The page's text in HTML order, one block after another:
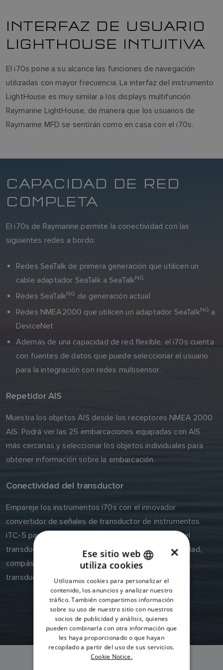
INTERFAZ DE USUARIO
LIGHTHOUSE INTUITIVA
El i70s pone a su alcance las funciones de navegación
utilizadas con mayor frecuencia. La interfaz del instrumento
LightHouse es muy similar a los displays multifunción
Raymarine LightHouse, de manera que los usuarios de
Raymarine MFD se sentirán como en casa con el i70s.
CAPACIDAD DE RED
COMPLETA
El i70s de Raymarine permite la conectividad con las
siguientes redes a bordo:
Redes SeaTalk de primera generación que utilicen un
cable adaptador SeaTalk a SeaTalkNG
Redes SeaTalkNG de generación actual
Redes NMEA2000 que utilicen un adaptador SeaTalkNG a
DeviceNet
Además de una capacidad de red flexible, el i70s cuenta
con fuentes de datos que puede seleccionar el usuario
para la integración con redes multisensor.
Repetidor AIS
Muestra los objetos AIS desde los receptores NMEA 2000
AIS. Podrá ver las 25 embarcaciones equipadas con AIS
más cercanas y seleccionar los objetos individuales para
obtener información sobre la embarcación.
Conectividad del transductor
Empareje los instrumentos i70s con el innovador
convertidor de señales de transductor de instrumentos
iTC-5 para conseguir una integración perfecta con el
transductor analógico de profundidad, viento, velocidad,
compás y timón. O bien, conecte en red el i70s a los
transductores inteligentes DST800 y p79s Airmar.
ENGLISH
FRENCH
DANISH
ITALIAN
SWEDISH
×
Ese sitio web
utiliza cookies
Utilizamos cookies para personalizar el
contenido, los anuncios y analizar nuestro
tráfico. También compartimos información
sobre su uso de nuestro sitio con nuestros
socios de publicidad y análisis, quienes
pueden combinarla con otra información que
les haya proporcionado o que hayan
recopilado a partir del uso de sus servicios.
Cookie Notice.